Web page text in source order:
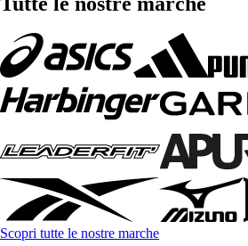
Scopri tutte le nostre marche